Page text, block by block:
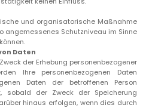
und organisatorische Maßnahme
angemessenes Schutzniveau im Sinne
Daten
der Erhebung personenbezogener
Ihre personenbezogenen Daten
Daten der betroffenen Person
sobald der Zweck der Speicherung
hinaus erfolgen, wenn dies durch